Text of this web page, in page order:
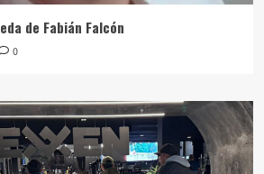
de Fabián Falcón
0